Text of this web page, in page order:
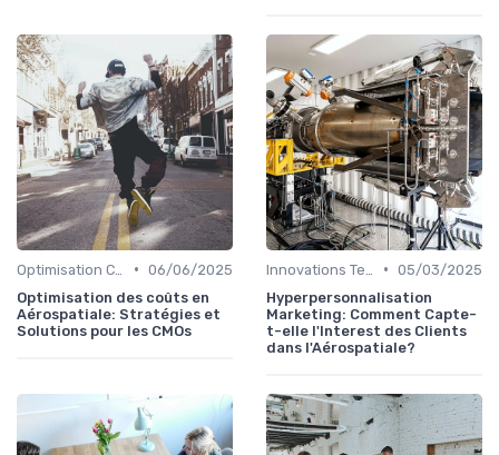
• 06/06/2025
Optimisation des coûts en
Aérospatiale: Stratégies et
Solutions pour les CMOs
• 05/03/2025
Hyperpersonnalisation
Marketing: Comment Capte-
t-elle l'Interest des Clients
dans l'Aérospatiale?